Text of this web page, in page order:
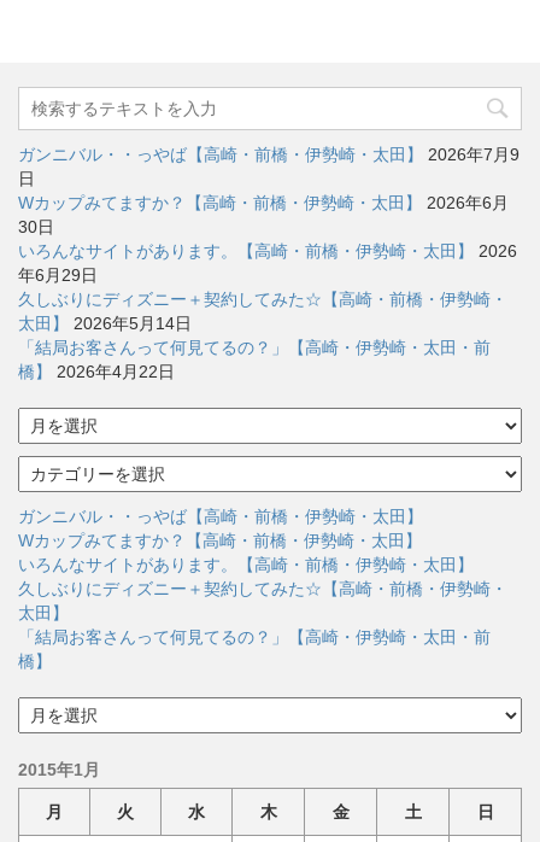
ガンニバル・・っやば【高崎・前橋・伊勢崎・太田】
2026年7月9
日
Wカップみてますか？【高崎・前橋・伊勢崎・太田】
2026年6月
30日
いろんなサイトがあります。【高崎・前橋・伊勢崎・太田】
2026
年6月29日
久しぶりにディズニー＋契約してみた☆【高崎・前橋・伊勢崎・
太田】
2026年5月14日
「結局お客さんって何見てるの？」【高崎・伊勢崎・太田・前
橋】
2026年4月22日
ー
カ
イ
ブ
カ
テ
ゴ
リ
ー
ガンニバル・・っやば【高崎・前橋・伊勢崎・太田】
Wカップみてますか？【高崎・前橋・伊勢崎・太田】
いろんなサイトがあります。【高崎・前橋・伊勢崎・太田】
久しぶりにディズニー＋契約してみた☆【高崎・前橋・伊勢崎・
太田】
「結局お客さんって何見てるの？」【高崎・伊勢崎・太田・前
橋】
ー
イ
2015年1月
月 火 水 木 金 土 日